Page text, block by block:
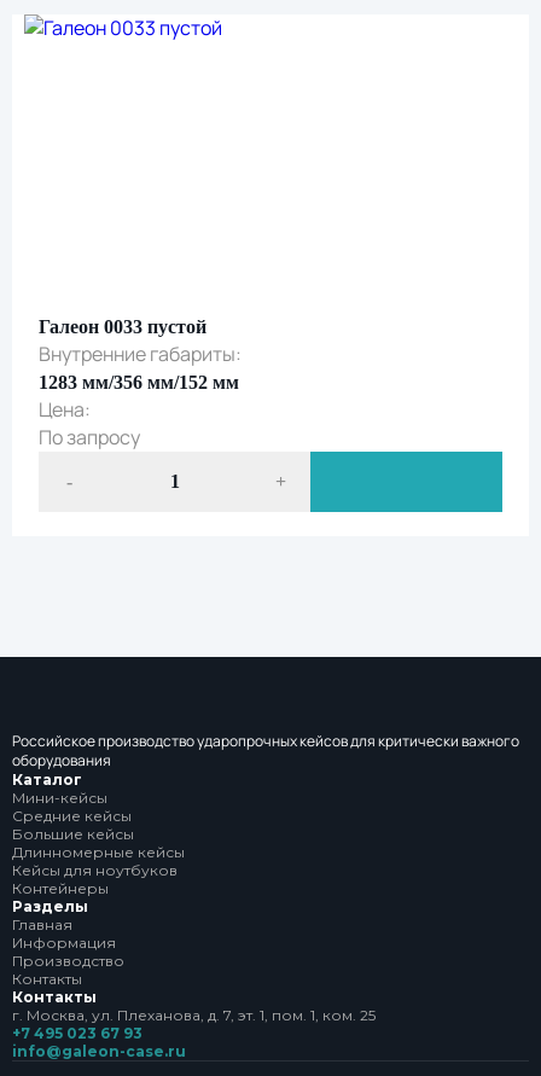
Галеон 0033 пустой
Внутренние габариты:
1283 мм/356 мм/152 мм
Цена:
По запросу
- +
Российское производство ударопрочных кейсов для критически важного
оборудования
Каталог
Мини-кейсы
Средние кейсы
Большие кейсы
Длинномерные кейсы
Кейсы для ноутбуков
Контейнеры
Разделы
Главная
Информация
Производство
Контакты
Контакты
г. Москва, ул. Плеханова, д. 7, эт. 1, пом. 1, ком. 25
+7 495 023 67 93
info@galeon-case.ru
подтверждаете ознакомление с